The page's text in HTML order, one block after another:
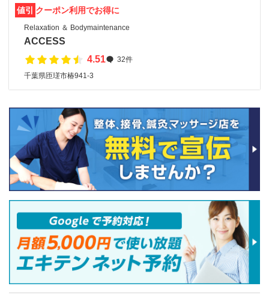
値引 クーポン利用でお得に
Relaxation ＆ Bodymaintenance
ACCESS
4.51
32件
千葉県匝瑳市椿941-3